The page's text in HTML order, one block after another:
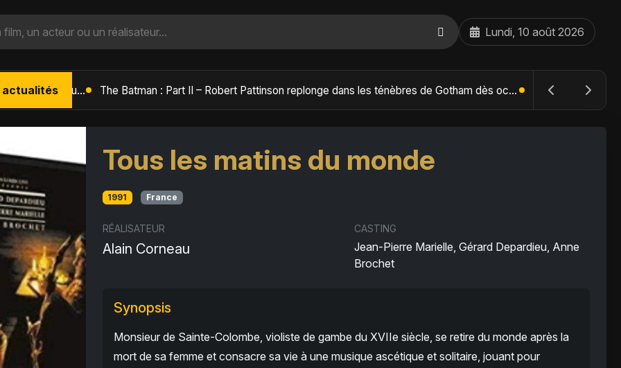
Lundi, 10 août 2026
actualités L'Âge de Glace : Le Réveil du Volcan – Manny, Sid et Diego de retour pour une aventure explosive The Batman : Part II – Robert Pattinson replonge dans les ténèbres de Gotham dès octobre 2027
Tous les matins du monde
1991 France
RÉALISATEUR
Alain Corneau
CASTING
Jean-Pierre Marielle, Gérard Depardieu, Anne
Brochet
Synopsis
Monsieur de Sainte-Colombe, violiste de gambe du XVIIe siècle, se retire du monde après la
mort de sa femme et consacre sa vie à une musique ascétique et solitaire, jouant pour